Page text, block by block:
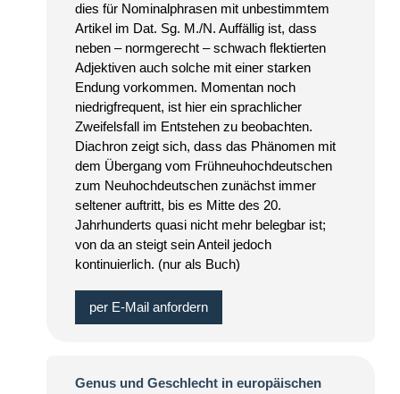
dies für Nominalphrasen mit unbestimmtem
Artikel im Dat. Sg. M./N. Auffällig ist, dass
neben – normgerecht – schwach flektierten
Adjektiven auch solche mit einer starken
Endung vorkommen. Momentan noch
niedrigfrequent, ist hier ein sprachlicher
Zweifelsfall im Entstehen zu beobachten.
Diachron zeigt sich, dass das Phänomen mit
dem Übergang vom Frühneuhochdeutschen
zum Neuhochdeutschen zunächst immer
seltener auftritt, bis es Mitte des 20.
Jahrhunderts quasi nicht mehr belegbar ist;
von da an steigt sein Anteil jedoch
kontinuierlich. (nur als Buch)
per E-Mail anfordern
Genus und Geschlecht in europäischen